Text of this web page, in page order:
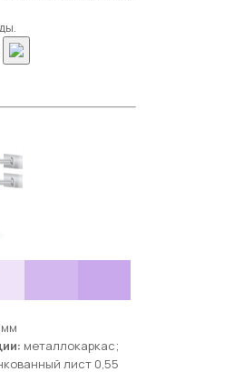
металлокаркас;
лист 0,55